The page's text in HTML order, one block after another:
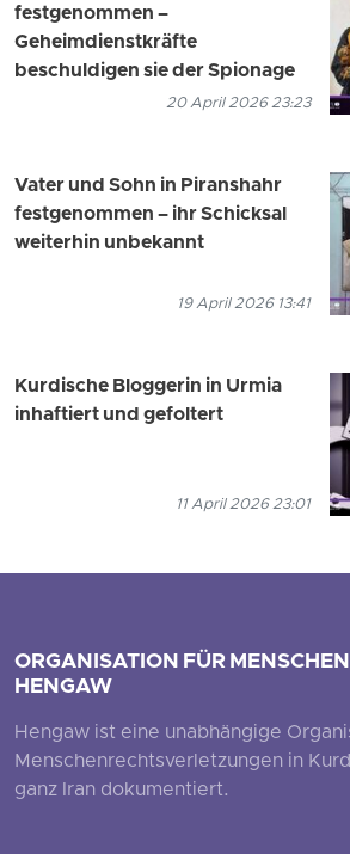
festgenommen –
Geheimdienstkräfte
beschuldigen sie der Spionage
20 April 2026 23:23
Vater und Sohn in Piranshahr
festgenommen – ihr Schicksal
weiterhin unbekannt
19 April 2026 13:41
Kurdische Bloggerin in Urmia
inhaftiert und gefoltert
11 April 2026 23:01
ORGANISATION FÜR
HENGAW
Hengaw ist eine unabhängige
Menschenrechtsverletzungen in
ganz Iran dokumentiert.